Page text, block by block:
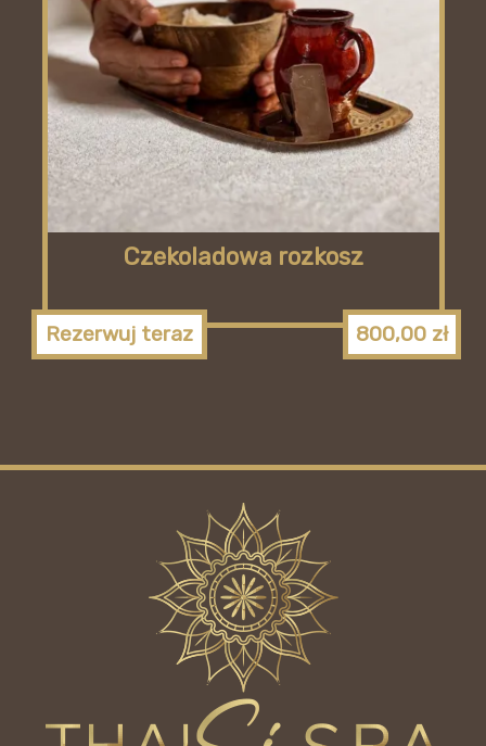
Czekoladowa rozkosz
800,00 zł
Rezerwuj teraz